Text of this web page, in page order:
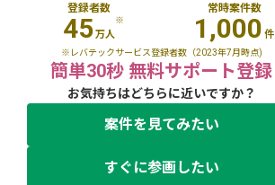
登録者数
45万人
※
常時案件数
1,000 件
※レバテックサービス登録者数（2023年7月時点)
簡単30秒 無料サポート登録
お気持ちはどちらに近いですか？
案件を見てみたい
すぐに参画したい